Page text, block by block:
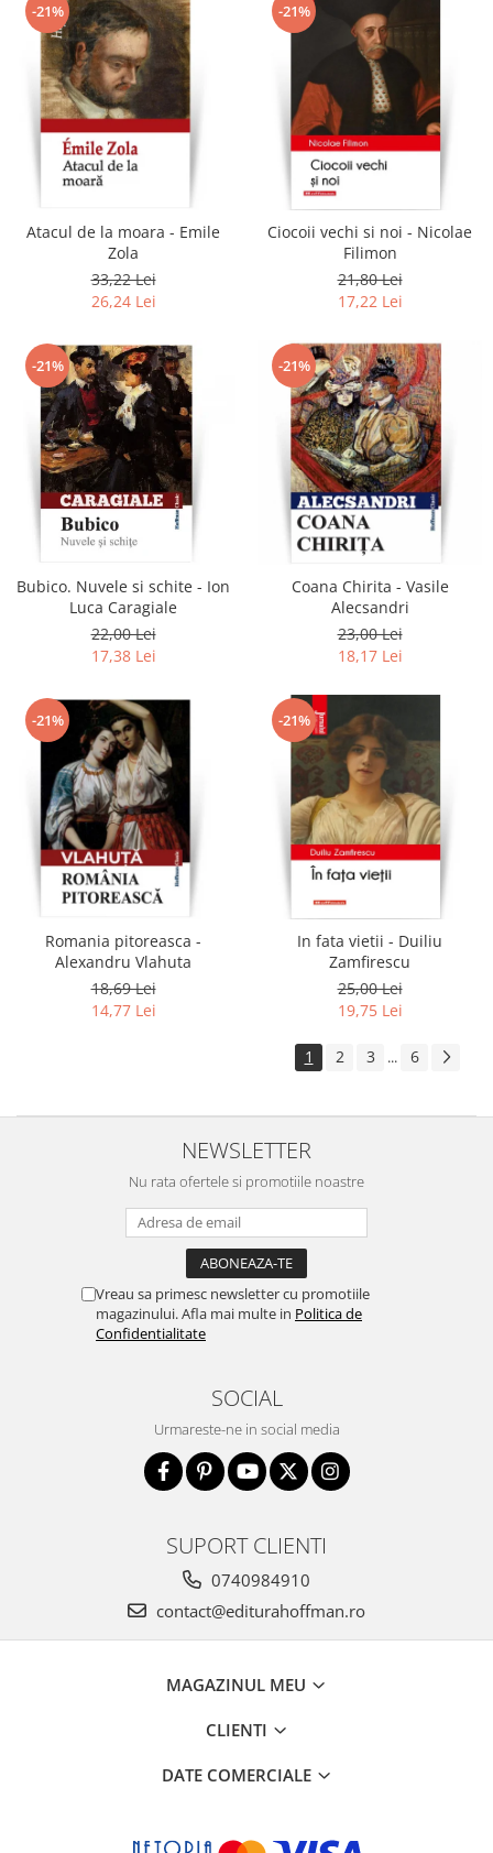
-21%
Atacul de la moara - Emile
Zola
33,22 Lei
26,24 Lei
-21%
Ciocoii vechi si noi - Nicolae
Filimon
21,80 Lei
17,22 Lei
-21%
Bubico. Nuvele si schite - Ion
Luca Caragiale
22,00 Lei
17,38 Lei
-21%
Coana Chirita - Vasile
Alecsandri
23,00 Lei
18,17 Lei
-21%
Romania pitoreasca -
Alexandru Vlahuta
18,69 Lei
14,77 Lei
-21%
In fata vietii - Duiliu
Zamfirescu
25,00 Lei
19,75 Lei
1 2 3 ... 6
NEWSLETTER
Nu rata ofertele si promotiile noastre
Vreau sa primesc newsletter cu promotiile
magazinului. Afla mai multe in Politica de
Confidentialitate
SOCIAL
Urmareste-ne in social media
SUPORT CLIENTI
0740984910
contact@editurahoffman.ro
MAGAZINUL MEU
CLIENTI
DATE COMERCIALE